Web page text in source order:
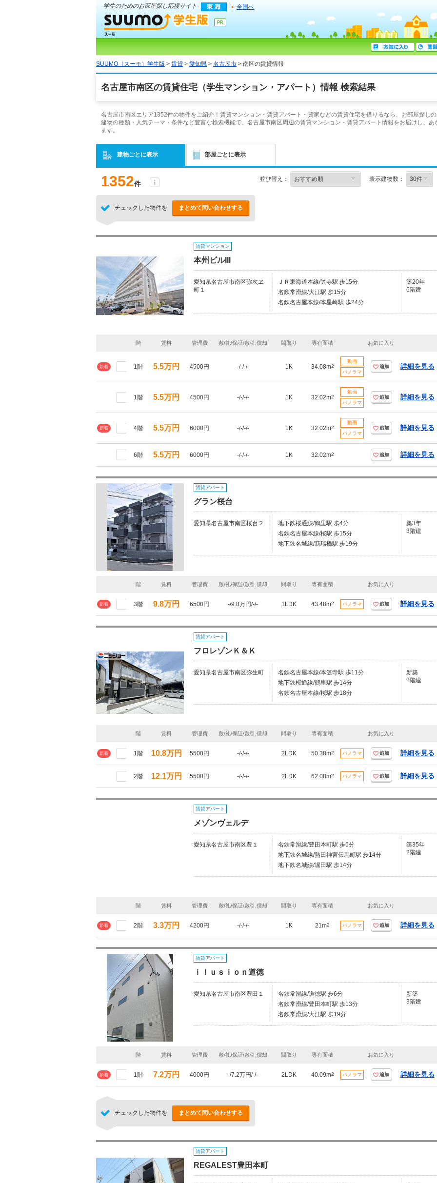
学生のためのお部屋探し応援サイト 全国へ
SUUMO（スーモ）学生版 > 賃貸 > 愛知県 > 名古屋市 > 南区の賃貸情報
名古屋市南区の賃貸住宅（学生マンション・アパート）情報 検索結果
名古屋市南区エリア1352件の物件をご紹介！賃貸マンション・賃貸アパート・貸家などの賃貸住宅を借りるなら、お部屋探し
建物の種類・人気テーマ・条件など豊富な検索機能で、名古屋市南区周辺の賃貸マンション・賃貸アパート情報をお届けし、
ます。
建物ごとに表示 部屋ごとに表示
1352件
並び替え： 表示建物数：
チェックした物件を まとめて問い合わせする
賃貸マンション
本州ビルIII
愛知県名古屋市南区弥次ヱ
町１
ＪＲ東海道本線/笠寺駅 歩15分
名鉄常滑線/大江駅 歩15分
名鉄名古屋本線/本星崎駅 歩24分
築20年
6階建
階 賃料 管理費 敷/礼/保証/敷引,償却 間取り 専有面積 お気に入り
新着 1階 5.5万円 4500円 -/-/-/- 1K 34.08m2
動画
パノラマ
追加 詳細を見る
1階 5.5万円 4500円 -/-/-/- 1K 32.02m2
動画
パノラマ
追加 詳細を見る
新着 4階 5.5万円 6000円 -/-/-/- 1K 32.02m2
動画
パノラマ
追加 詳細を見る
6階 5.5万円 6000円 -/-/-/- 1K 32.02m2 追加 詳細を見る
賃貸アパート
グラン桜台
愛知県名古屋市南区桜台２
地下鉄桜通線/鶴里駅 歩4分
名鉄名古屋本線/桜駅 歩15分
地下鉄名城線/新瑞橋駅 歩19分
築3年
3階建
階 賃料 管理費 敷/礼/保証/敷引,償却 間取り 専有面積 お気に入り
新着 3階 9.8万円 6500円 -/9.8万円/-/- 1LDK 43.48m2 パノラマ 追加 詳細を見る
賃貸アパート
フロレゾンＫ＆Ｋ
愛知県名古屋市南区弥生町
名鉄名古屋本線/本笠寺駅 歩11分
地下鉄桜通線/鶴里駅 歩14分
名鉄名古屋本線/桜駅 歩18分
新築
2階建
階 賃料 管理費 敷/礼/保証/敷引,償却 間取り 専有面積 お気に入り
新着 1階 10.8万円 5500円 -/-/-/- 2LDK 50.38m2 パノラマ 追加 詳細を見る
2階 12.1万円 5500円 -/-/-/- 2LDK 62.08m2 パノラマ 追加 詳細を見る
賃貸アパート
メゾンヴェルデ
愛知県名古屋市南区豊１
名鉄常滑線/豊田本町駅 歩6分
地下鉄名城線/熱田神宮伝馬町駅 歩14分
地下鉄名城線/堀田駅 歩14分
築35年
2階建
階 賃料 管理費 敷/礼/保証/敷引,償却 間取り 専有面積 お気に入り
新着 2階 3.3万円 4200円 -/-/-/- 1K 21m2 パノラマ 追加 詳細を見る
賃貸アパート
ｉｌｕｓｉｏｎ道徳
愛知県名古屋市南区豊田１
名鉄常滑線/道徳駅 歩6分
名鉄常滑線/豊田本町駅 歩13分
名鉄常滑線/大江駅 歩19分
新築
3階建
階 賃料 管理費 敷/礼/保証/敷引,償却 間取り 専有面積 お気に入り
新着 1階 7.2万円 4000円 -/7.2万円/-/- 2LDK 40.09m2 パノラマ 追加 詳細を見る
チェックした物件を まとめて問い合わせする
賃貸アパート
REGALEST豊田本町